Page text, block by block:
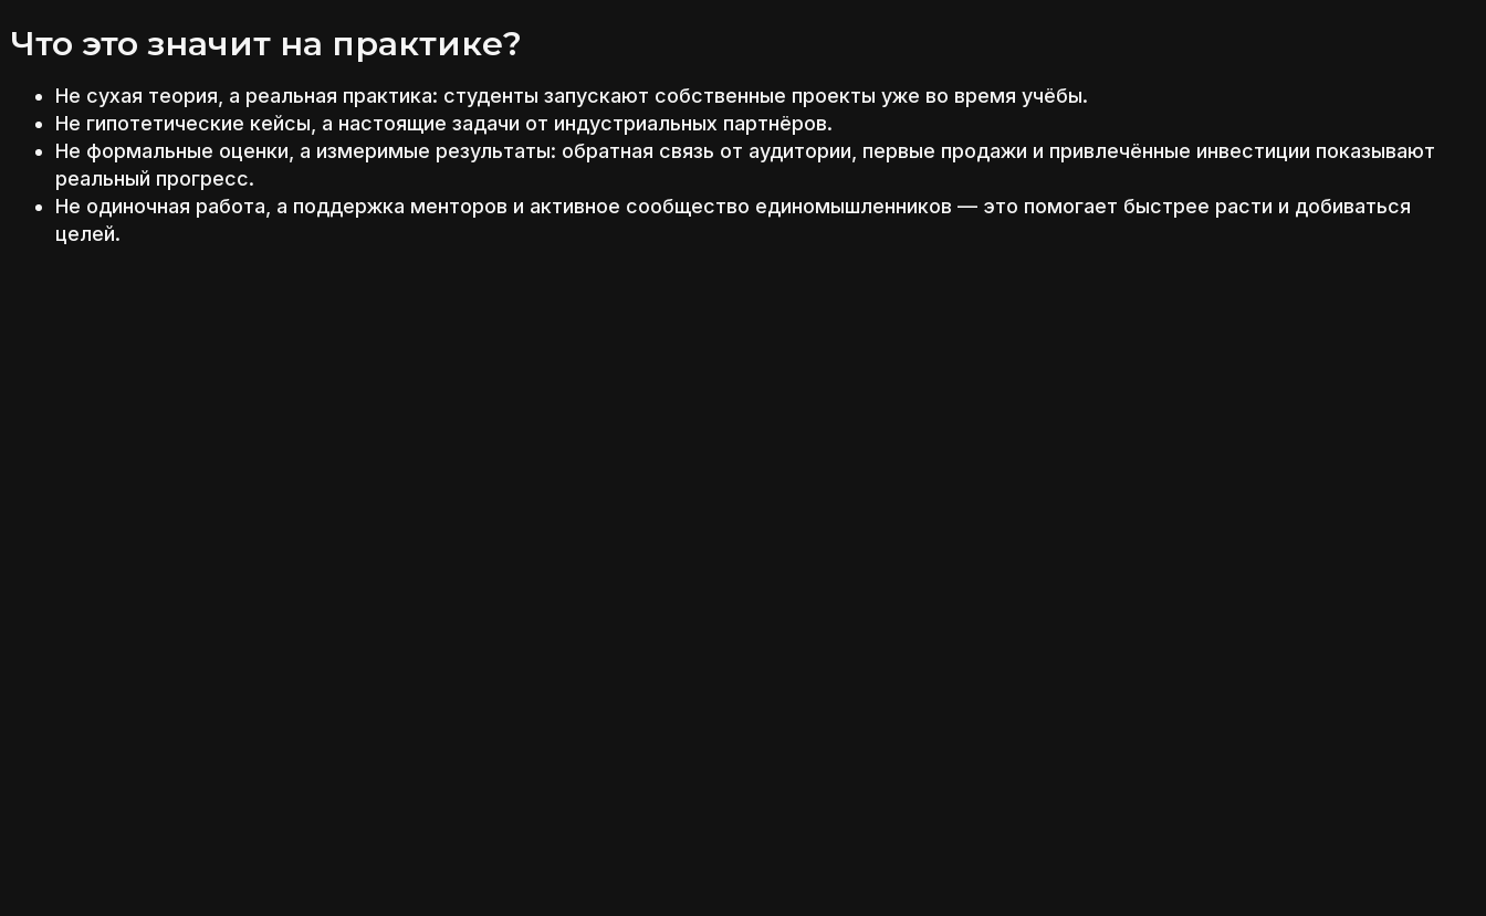
Что это значит на практике?
Не сухая теория, а реальная практика: студенты запускают собственные проекты уже во время учёбы.
Не гипотетические кейсы, а настоящие задачи от индустриальных партнёров.
Не формальные оценки, а измеримые результаты: обратная связь от аудитории, первые продажи и привлечённые инвестиции показывают
реальный прогресс.
Не одиночная работа, а поддержка менторов и активное сообщество единомышленников — это помогает быстрее расти и добиваться
целей.